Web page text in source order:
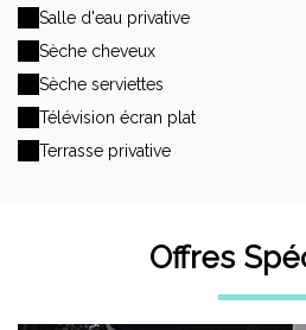
Salle d'eau privative
Sèche cheveux
Sèche serviettes
Télévision écran plat
Terrasse privative
Offres